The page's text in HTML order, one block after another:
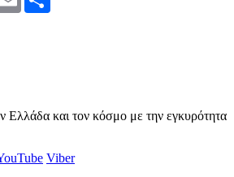
Ελλάδα και τον κόσμο με την εγκυρότητα
Viber